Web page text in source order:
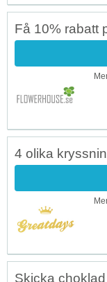
Få 10% rabatt
4 olika
Skicka